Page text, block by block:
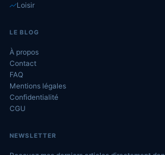
Loisir
LE BLOG
À propos
Contact
FAQ
Mentions légales
Confidentialité
CGU
NEWSLETTER